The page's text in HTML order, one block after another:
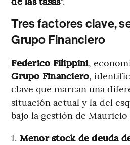
Tres factores clave,
Grupo Financiero
Federico Filippini,
Grupo Financiero,
clave que marcan una
situación actual y la del
bajo la gestión de
Menor stock de deuda